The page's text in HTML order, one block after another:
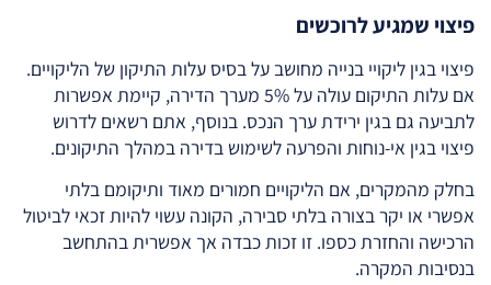
פיצוי שמגיע לרוכשים
פיצוי בגין ליקויי בנייה מחושב על בסיס עלות התיקון של הליקויים.
אם עלות התיקום עולה על 5% מערך הדירה, קיימת אפשרות
לתביעה גם בגין ירידת ערך הנכס. בנוסף, אתם רשאים לדרוש
פיצוי בגין אי-נוחות והפרעה לשימוש בדירה במהלך התיקונים.
בחלק מהמקרים, אם הליקויים חמורים מאוד ותיקומם בלתי
אפשרי או יקר בצורה בלתי סבירה, הקונה עשוי להיות זכאי לביטול
הרכישה והחזרת כספו. זו זכות כבדה אך אפשרית בהתחשב
בנסיבות המקרה.